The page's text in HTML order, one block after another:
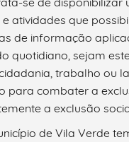
atividades que
de informação
quotidiano, sejam
trabalho ou
para combater a
a exclusão
de Vila Verde